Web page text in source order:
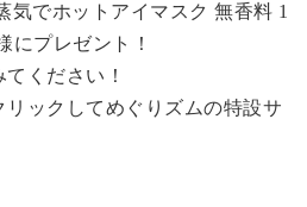
気でホットアイマスク 無香料 1
にプレゼント！
ください！
ックしてめぐりズムの特設サ